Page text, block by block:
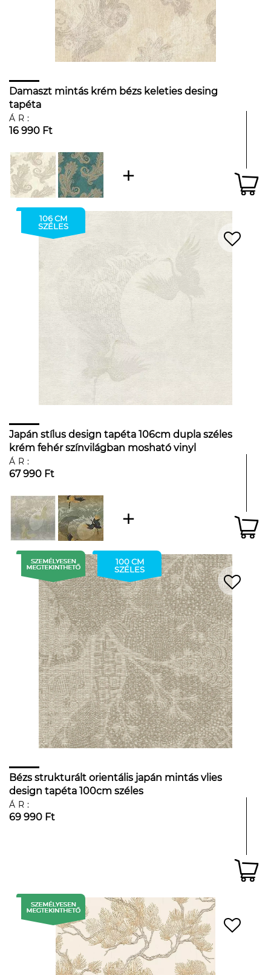
Damaszt mintás krém bézs keleties desing
tapéta
ÁR:
16 990 Ft
106 CM
SZÉLES
Japán stílus design tapéta 106cm dupla széles
krém fehér színvilágban mosható vinyl
ÁR:
67 990 Ft
100 CM
SZÉLES
Bézs strukturált orientális japán mintás vlies
design tapéta 100cm széles
ÁR:
69 990 Ft